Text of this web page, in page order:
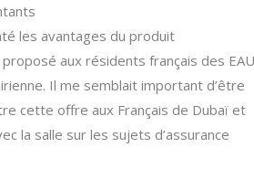
les avantages du produit
aux résidents français des EAU
Il me semblait important d’être
cette offre aux Français de Dubaï et
la salle sur les sujets d’assurance